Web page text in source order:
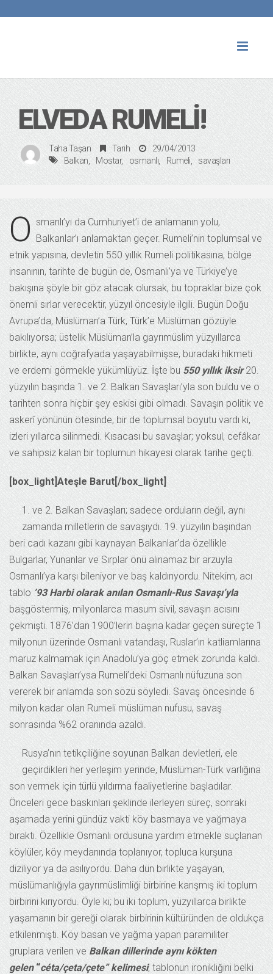
ELVEDA RUMELI!
Taha Taşan Tarih
29/04/2013
Balkan
Mostar osmanlı Rumeli savaşları
O smanlı’yı da Cumhuriyet’i de anlamanın yolu,
Balkanlar’ı anlamaktan geçer. Rumeli’nin toplumsal ve
etnik yapısına, devletin 550 yıllık Rumeli politikasına, bölge
insanının, tarihte de bugün de, Osmanlı’ya ve Türkiye’ye
bakışına şöyle bir göz atacak olursak, bu topraklar bize çok
önemli sırlar verecektir, yüzyıl öncesiyle ilgili. Bugün Doğu
Avrupa’da, Müslüman’a Türk, Türk’e Müslüman gözüyle
bakılıyorsa; üstelik Müslüman’la gayrımüslim yüzyıllarca
birlikte, aynı coğrafyada yaşayabilmişse, buradaki hikmeti
ve erdemi görmekle yükümlüyüz. İşte bu 550 yıllık iksir20.
yüzyılın başında 1. ve 2. Balkan Savaşları’yla son buldu ve o
tarihten sonra hiçbir şey eskisi gibi olmadı. Savaşın politik ve
askerî yönünün ötesinde, bir de toplumsal boyutu vardı ki,
izleri yıllarca silinmedi. Kısacası bu savaşlar; yoksul, cefâkar
ve sahipsiz kalan bir toplumun hikayesi olarak tarihe geçti.
[box_light]Ateşle Barut[/box_light]
1. ve 2. Balkan Savaşları; sadece orduların değil, aynı
zamanda milletlerin de savaşıydı. 19. yüzyılın başından
beri cadı kazanı gibi kaynayan Balkanlar’da özellikle
Bulgarlar, Yunanlar ve Sırplar önü alınamaz bir arzuyla
Osmanlı’ya karşı bileniyor ve baş kaldırıyordu. Nitekim, acı
tablo ’93 Harbi olarak anılan Osmanlı-Rus Savaşı’yla
başgöstermiş, milyonlarca masum sivil, savaşın acısını
çekmişti. 1876’dan 1900’lerin başına kadar geçen süreçte 1
milyonun üzerinde Osmanlı vatandaşı, Ruslar’ın katliamlarına
maruz kalmamak için Anadolu’ya göç etmek zorunda kaldı.
Balkan Savaşları’ysa Rumeli’deki Osmanlı nüfuzuna son
vererek bir anlamda son sözü söyledi. Savaş öncesinde 6
milyon kadar olan Rumeli müslüman nufusu, savaş
sonrasında %62 oranında azaldı.
Rusya’nın tetikçiliğine soyunan Balkan devletleri, ele
geçirdikleri her yerleşim yerinde, Müslüman-Türk varlığına
son vermek için türlü yıldırma faaliyetlerine başladılar.
Önceleri gece baskınları şeklinde ilerleyen süreç, sonraki
aşamada yerini gündüz vakti köy basmaya ve yağmaya
bıraktı. Özellikle Osmanlı ordusuna yardım etmekle suçlanan
köylüler, köy meydanında toplanıyor, topluca kurşuna
diziliyor ya da asılıyordu. Daha dün birlikte yaşayan,
müslümanlığıyla gayrımüslimliği birbirine karışmış iki toplum
birbirini kırıyordu. Öyle ki; bu iki toplum, yüzyıllarca birlikte
yaşamanın bir gereği olarak birbirinin kültüründen de oldukça
etkilenmişti. Köy basan ve yağma yapan paramiliter
gruplara verilen ve Balkan dillerinde aynı kökten
gelen “céta/çeta/çete” kelimesi, tablonun ironikliğini belki